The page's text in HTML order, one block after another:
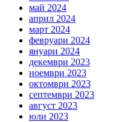
май 2024
април 2024
март 2024
февруари 2024
януари 2024
декември 2023
ноември 2023
октомври 2023
септември 2023
август 2023
юли 2023